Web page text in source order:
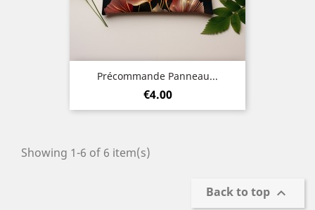
Précommande Panneau...
Price
€4.00
Showing 1-6 of 6 item(s)
Back to top 